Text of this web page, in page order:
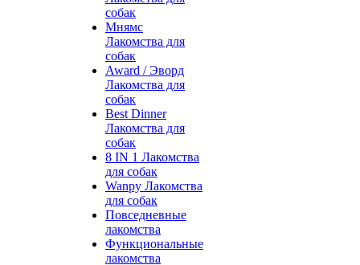
собак
Мнямс
Лакомства для
собак
Award / Эворд
Лакомства для
собак
Best Dinner
Лакомства для
собак
8 IN 1 Лакомства
для собак
Wanpy Лакомства
для собак
Повседневные
лакомства
Функциональные
лакомства